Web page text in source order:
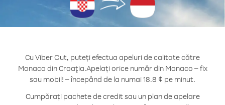
Cu Viber Out, puteți efectua apeluri de calitate către
Monaco din Croaţia.Apelați orice număr din Monaco – fix
sau mobil! – începând de la numai 18.8 ¢ pe minut.
Cumpărați pachete de credit sau un plan de apelare